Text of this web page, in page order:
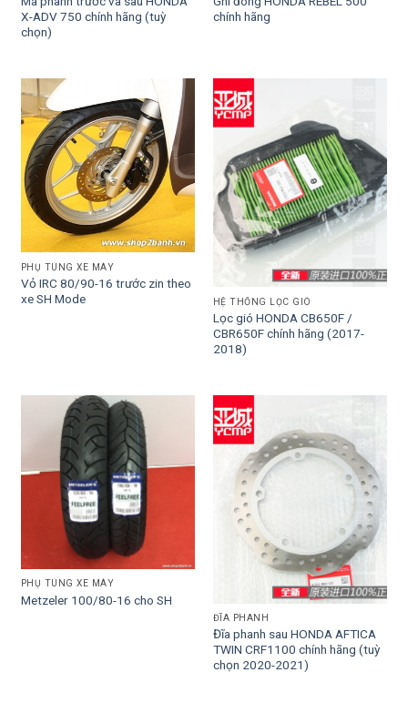
X-ADV 750 chính hãng (tuỳ
chọn)
chính hãng
PHỤ TÙNG XE MÁY
Vỏ IRC 80/90-16 trước zin theo
xe SH Mode
HỆ THỐNG LỌC GIÓ
Lọc gió HONDA CB650F /
CBR650F chính hãng (2017-
2018)
PHỤ TÙNG XE MÁY
Metzeler 100/80-16 cho SH
ĐĨA PHANH
Đĩa phanh sau HONDA AFTICA
TWIN CRF1100 chính hãng (tuỳ
chọn 2020-2021)